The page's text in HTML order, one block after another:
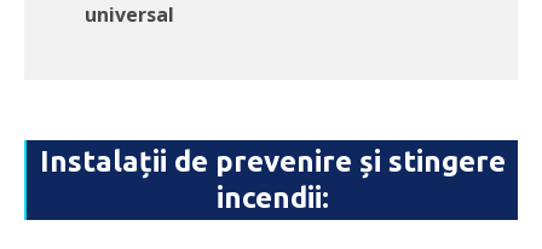
universal
Instalații de prevenire și stingere
incendii: